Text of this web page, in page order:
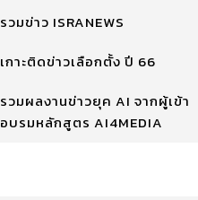
รวมข่าว ISRANEWS
เกาะติดข่าวเลือกตั้ง ปี 66
รวมผลงานข่าวยุค AI จากผู้เข้า
อบรมหลักสูตร AI4MEDIA